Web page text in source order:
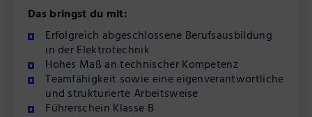
Das bringst du mit:
Erfolgreich abgeschlossene Berufsausbildung
in der Elektrotechnik
Hohes Maß an technischer Kompetenz
Teamfähigkeit sowie eine eigenverantwortliche
und strukturierte Arbeitsweise
Führerschein Klasse B